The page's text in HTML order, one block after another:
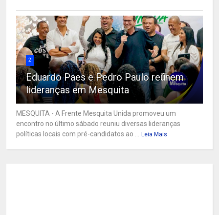
2
Eduardo Paes e Pedro Paulo reúnem
lideranças em Mesquita
MESQUITA - A Frente Mesquita Unida promoveu um
encontro no último sábado reuniu diversas lideranças
políticas locais com pré-candidatos ao ... Leia Mais